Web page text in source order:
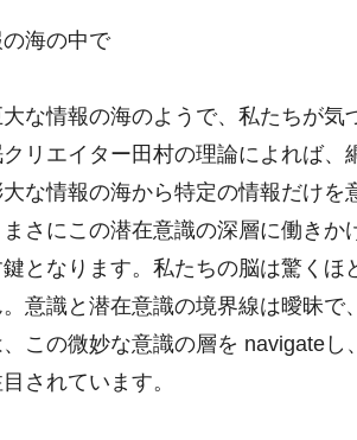
海の中で
な情報の海のようで、私たちが気
リエイター田村の理論によれば
な情報の海から特定の情報だけを
さにこの潜在意識の深層に働き
となります。私たちの脳は驚くほ
意識と潜在意識の境界線は曖昧
この微妙な意識の層を navigateし
されています。